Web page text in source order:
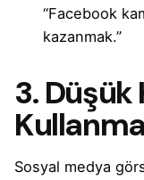
“Facebook
kazanmak.”
3.
Sosyal medya